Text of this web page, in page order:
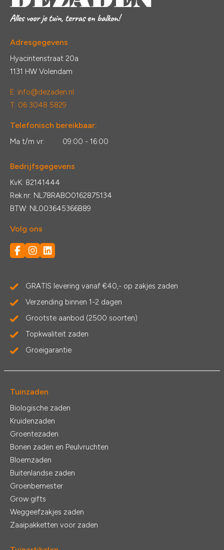
Adresgegevens
Hyacintenstraat 20a
1131 HW Volendam
E: info@dezaden.nl
T: 06 3048 5829
Telefonisch bereikbaar:
Ma t/m vr: 09:00 - 16:00
Bedrijfsgegevens
KvK: 82141444
Rek.nr: NL78RABO0162875134
BTW: NL003645366B89
Volg ons
GRATIS levering vanaf €40,- op zakjes zaden
Verzending binnen 1-2 dagen
Grootste aanbod (2500 soorten)
Topkwaliteit zaden
Groeigarantie
Tuinzaden
Biologische zaden
Kruidenzaden
Groentezaden
Bonen zaden en Peulvruchten
Bloemzaden
Buitenlandse zaden
Groenbemester
Grow gifts
Weggeefzakjes zaden
Zaaipakketten voor zaden